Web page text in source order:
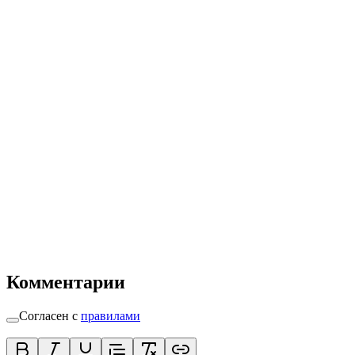
Комментарии
Согласен с правилами